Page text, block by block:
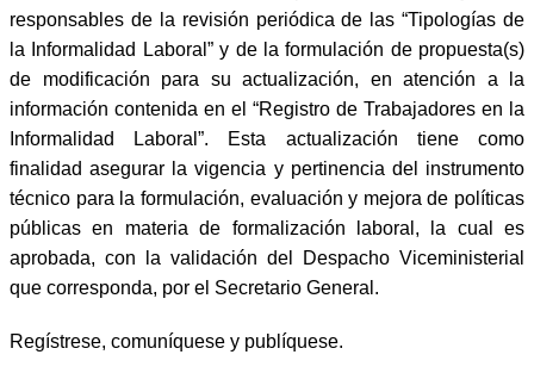
responsables de la revisión periódica de las “Tipologías de
la Informalidad Laboral” y de la formulación de propuesta(s)
de modificación para su actualización, en atención a la
información contenida en el “Registro de Trabajadores en la
Informalidad Laboral”. Esta actualización tiene como
finalidad asegurar la vigencia y pertinencia del instrumento
técnico para la formulación, evaluación y mejora de políticas
públicas en materia de formalización laboral, la cual es
aprobada, con la validación del Despacho Viceministerial
que corresponda, por el Secretario General.
Regístrese, comuníquese y publíquese.